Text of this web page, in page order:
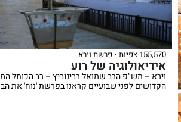
155,570 צפיות פרשת וירא
אידיאולוגיה של רוע
וירא – תש"פ הרב שמואל רבינוביץ – רב הכותל
הקדושים לפני שבועיים קראנו בפרשת 'נוח' את